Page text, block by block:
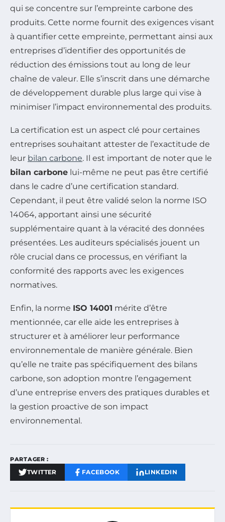
qui se concentre sur l’empreinte carbone des
produits. Cette norme fournit des exigences visant
à quantifier cette empreinte, permettant ainsi aux
entreprises d’identifier des opportunités de
réduction des émissions tout au long de leur
chaîne de valeur. Elle s’inscrit dans une démarche
de développement durable plus large qui vise à
minimiser l’impact environnemental des produits.
La certification est un aspect clé pour certaines
entreprises souhaitant attester de l’exactitude de
leur bilan carbone. Il est important de noter que le
bilan carbone lui-même ne peut pas être certifié
dans le cadre d’une certification standard.
Cependant, il peut être validé selon la norme ISO
14064, apportant ainsi une sécurité
supplémentaire quant à la véracité des données
présentées. Les auditeurs spécialisés jouent un
rôle crucial dans ce processus, en vérifiant la
conformité des rapports avec les exigences
normatives.
Enfin, la norme ISO 14001 mérite d’être
mentionnée, car elle aide les entreprises à
structurer et à améliorer leur performance
environnementale de manière générale. Bien
qu’elle ne traite pas spécifiquement des bilans
carbone, son adoption montre l’engagement
d’une entreprise envers des pratiques durables et
la gestion proactive de son impact
environnemental.
PARTAGER :
TWITTER FACEBOOK LINKEDIN